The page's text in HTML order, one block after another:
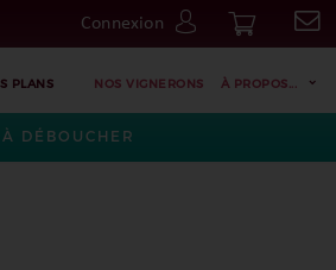
Connexion
Go
PLANS NOS VIGNERONS À PROPOS...
DÉBOUCHER